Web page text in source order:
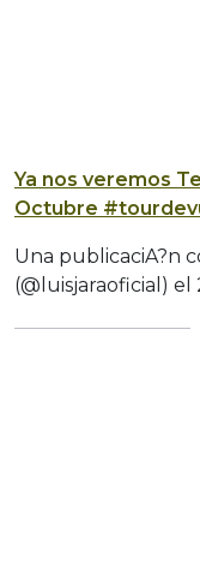
Ya nos veremos
Octubre
Una publicaciA?n
(@luisjaraoficial) el